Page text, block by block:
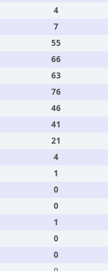
4
7
55
66
63
76
46
41
21
4
1
0
0
1
0
0